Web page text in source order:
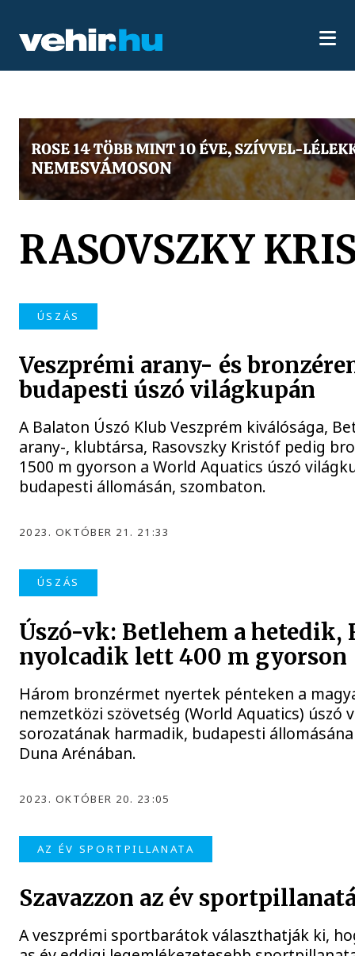
RASOVSZKY
ÚSZÁS
Veszprémi arany- és
budapesti úszó világkupán
A Balaton Úszó Klub Veszprém kiválósága,
arany-, klubtársa, Rasovszky Kristóf pedig
1500 m gyorson a World Aquatics úszó
budapesti állomásán, szombaton.
2023. OKTÓBER 21. 21:33
ÚSZÁS
Úszó-vk: Betlehem a hetedik,
nyolcadik lett 400 m gyorson
Három bronzérmet nyertek pénteken a
nemzetközi szövetség (World Aquatics) úszó
sorozatának harmadik, budapesti
Duna Arénában.
2023. OKTÓBER 20. 23:05
AZ ÉV SPORTPILLANATA
Szavazzon az év
A veszprémi sportbarátok választhatják ki,